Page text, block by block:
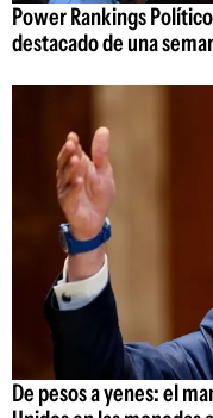
Power Rankings
destacado de una
De pesos a yenes: el